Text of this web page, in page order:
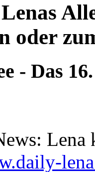
oder
‐ Das
Lena